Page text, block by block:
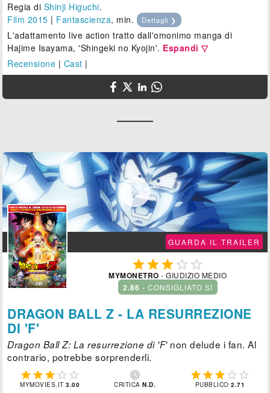
Regia di Shinji Higuchi.
Film 2015 | Fantascienza, min. Dettagli ❯
L'adattamento live action tratto dall'omonimo manga di
Hajime Isayama, 'Shingeki no Kyojin'. Espandi ▽
Recensione | Cast |

GUARDA IL TRAILER
  
MYMONETRO - GIUDIZIO MEDIO
2.86 - CONSIGLIATO SÌ
DRAGON BALL Z - LA RESURREZIONE
DI 'F'
Dragon Ball Z: La resurrezione di 'F'non delude i fan. Al
contrario, potrebbe sorprenderli.
    
MYMOVIES.IT3.00

CRITICAN.D.
    
PUBBLICO2.71